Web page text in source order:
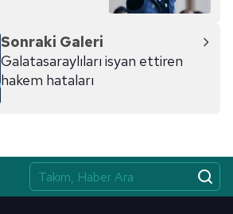
Sonraki Galeri
Galatasaraylıları isyan ettiren
hakem hataları